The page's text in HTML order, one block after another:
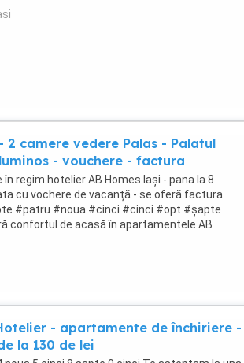
2 camere vedere Palas - Palatul
- vouchere - factura
regim hotelier AB Homes Iași - pana la 8
cu vochere de vacanță - se oferă factura
#patru #noua #cinci #cinci #opt #șapte
confortul de acasă în apartamentele AB
mai căutate zone din ...
- apartamente de închiriere -
la 130 de lei